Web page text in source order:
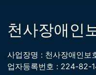
천사장애인
사업장명 : 천사장애인보
업자등록번호 : 224-82-